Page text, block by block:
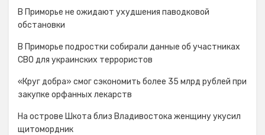
В Приморье не ожидают ухудшения паводковой
обстановки
В Приморье подростки собирали данные об участниках
СВО для украинских террористов
«Круг добра» смог сэкономить более 35 млрд рублей при
закупке орфанных лекарств
На острове Шкота близ Владивостока женщину укусил
щитомордник